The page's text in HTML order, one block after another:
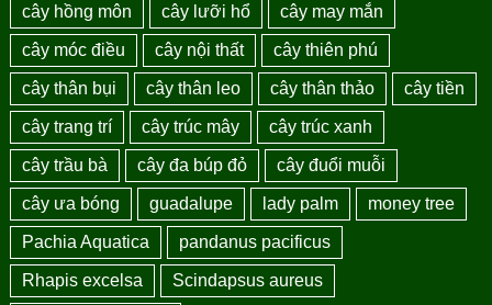
cây hồng môn cây lưỡi hổ cây may mắn
cây móc điều cây nội thất cây thiên phú
cây thân bụi cây thân leo cây thân thảo cây tiền
cây trang trí cây trúc mây cây trúc xanh
cây trầu bà cây đa búp đỏ cây đuổi muỗi
cây ưa bóng guadalupe lady palm money tree
Pachia Aquatica pandanus pacificus
Rhapis excelsa Scindapsus aureus